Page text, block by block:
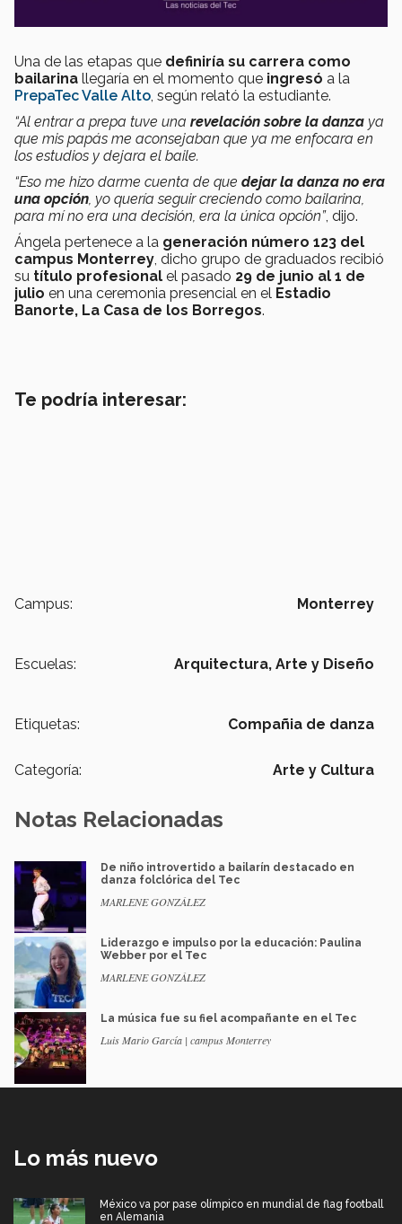
Una de las etapas que definiría su carrera como
bailarina llegaría en el momento que ingresó a la
PrepaTec Valle Alto , según relató la estudiante.
“Al entrar a prepa tuve una revelación sobre la danza ya
que mis papás me aconsejaban que ya me enfocara en
los estudios y dejara el baile.
“Eso me hizo darme cuenta de que dejar la danza no era
una opción , yo quería seguir creciendo como bailarina,
para mí no era una decisión, era la única opción”, dijo.
Ángela pertenece a la generación número 123 del
campus Monterrey , dicho grupo de graduados recibió
su título profesional el pasado 29 de junio al 1 de
julio en una ceremonia presencial en el Estadio
Banorte, La Casa de los Borregos.
Te podría interesar:
Campus: Monterrey
Escuelas: Arquitectura, Arte y Diseño
Etiquetas: Compañia de danza
Categoría: Arte y Cultura
Notas Relacionadas
De niño introvertido a bailarín destacado en
danza folclórica del Tec
MARLENE GONZÁLEZ
Liderazgo e impulso por la educación: Paulina
Webber por el Tec
MARLENE GONZÁLEZ
La música fue su fiel acompañante en el Tec
Luis Mario García | campus Monterrey
Lo más nuevo
México va por pase olímpico en mundial de flag football
en Alemania